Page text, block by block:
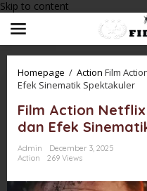
Skip to content
Homepage / Action Film
Efek Sinematik Spektakuler
Film Action
dan Efek
Admin
December 3, 2025
Action
269 Views